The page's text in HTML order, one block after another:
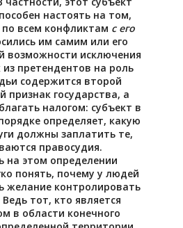
настоять на том,
всем конфликтам с его
им самим или его
возможности исключения
из претендентов на роль
содержится второй
признак государства, а
налогом: субъект в
определяет, какую
должны заплатить те,
правосудия.
на этом определении
понять, почему у людей
желание контролировать
Ведь тот, кто является
в области конечного